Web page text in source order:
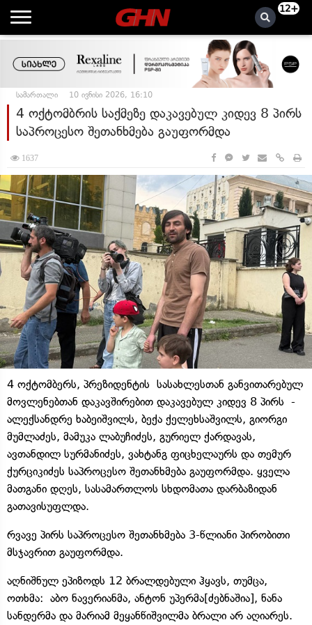
12+
სამართალი 10 ივნისი 2026, 16:10
4 ოქტომბრის საქმეზე დაკავებულ კიდევ 8 პირს
საპროცესო შეთანხმება გაუფორმდა
1637
4 ოქტომბერს, პრეზიდენტის სასახლესთან განვითარებულ
მოვლენებთან დაკავშირებით დაკავებულ კიდევ 8 პირს -
ალექსანდრე ხაბეიშვილს, ბექა ქელეხსაშვილს, გიორგი
მუმლაძეს, მამუკა ლაბუჩიძეს, გურიელ ქარდავას,
ავთანდილ სურმანიძეს, ვახტანგ ფიცხელაურს და თემურ
ქურციკიძეს საპროცესო შეთანხმება გაუფორმდა. ყველა
მათგანი დღეს, სასამართლოს სხდომათა დარბაზიდან
გათავისუფლდა.
რვავე პირს საპროცესო შეთანხმება 3-წლიანი პირობითი
მსჯავრით გაუფორმდა.
აღნიშნულ ეპიზოდს 12 ბრალდებული ჰყავს, თუმცა,
ოთხმა: აბო ნავერიანმა, ანტონ უპერმა[ძებნაშია], ნანა
სანდერმა და მარიამ მეყანწიშვილმა ბრალი არ აღიარეს.